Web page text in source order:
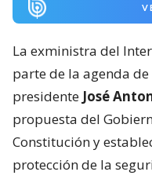
La exministra del
parte de la agenda
presidente José
propuesta del
Constitución y
protección de la